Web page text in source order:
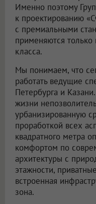
Именно поэтому
к проектированию
с премиальными
применяются только
класса.
Мы понимаем, что
работать ведущие
Петербурга и
жизни
урбанизированную
проработкой всех
квадратного метра
комфортом по
архитектуры с
этажности,
встроенная
зона.